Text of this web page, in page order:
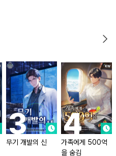
무기 개발의 신
가족에게 500억
을 숨김